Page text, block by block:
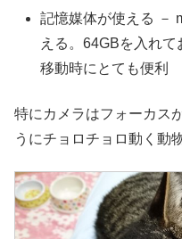
記憶媒体が使える －
える。64GBを入れて
移動時にとても便利
特にカメラはフォーカス
うにチョロチョロ動く動